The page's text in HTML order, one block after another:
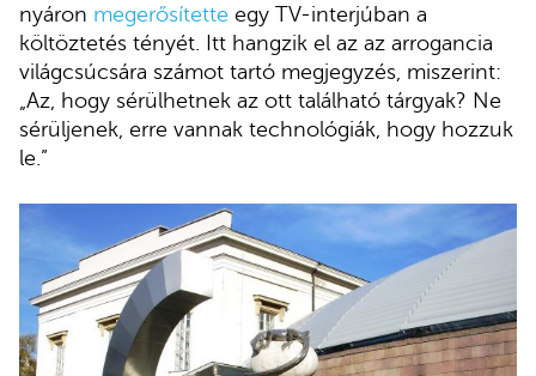
nyáron megerősítette egy TV-interjúban a
költöztetés tényét. Itt hangzik el az az arrogancia
világcsúcsára számot tartó megjegyzés, miszerint:
„Az, hogy sérülhetnek az ott található tárgyak? Ne
sérüljenek, erre vannak technológiák, hogy hozzuk
le.”